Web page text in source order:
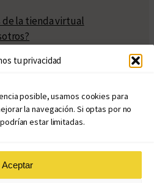
tu privacidad
posible, usamos cookies para
la navegación. Si optas por no
estar limitadas.
Aceptar
de la tienda virtual